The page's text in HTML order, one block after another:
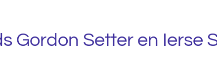
Gordon Setter en Ierse